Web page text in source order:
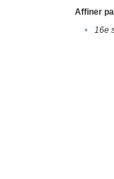
Affiner
•
16e